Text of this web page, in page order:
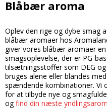
Alkohol aroma
Banan aroma
Blåbær aroma
Candy aroma
Chokolade aroma
Baser
Det Søde Liv
Aromaer
Chokolade
Delikatesser
Farver
Isenkram
Opskrifter
Bolsjer
Chokolade
Butikker
Information
Blåbær aroma
Oplev den rige og dybe smag
blåbær aromaer hos
giver vores blåbær aromaer
smagsoplevelse, der er PG-
tilsætningsstoffer som DEG
bruges alene eller blandes
spændende kombinationer. Vi
for at tilbyde nye og
ogfind din næste